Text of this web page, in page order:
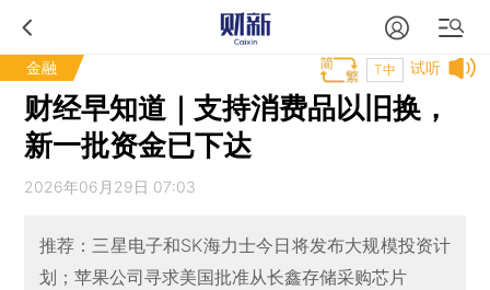
金融 试听
T中
财经早知道｜支持消费品以旧换，
新一批资金已下达
2026年06月29日 07:03
推荐：三星电子和SK海力士今日将发布大规模投资计
划；苹果公司寻求美国批准从长鑫存储采购芯片